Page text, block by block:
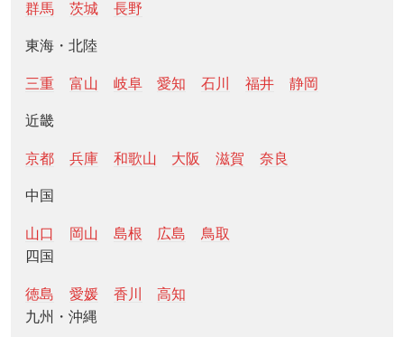
群馬
茨城 長野
東海・北陸
三重 富山 岐阜 愛知 石川 福井 静岡
近畿
京都 兵庫 和歌山 大阪 滋賀 奈良
中国
山口 岡山 島根 広島
鳥取
四国
徳島 愛媛 香川
高知
九州・沖縄